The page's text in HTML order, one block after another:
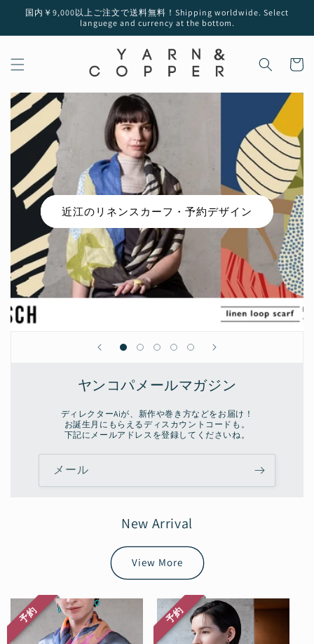
ンツに
国内￥9,000以上ご注文で送料無料！Shipping worldwide. Select
languege and currency at the bottom.
ー
近江のリネンスカーフ・予約デザイン
ヤンコパメールマガジン
ディレクターAiが、新作や巻き方などをお届け！
お誕生月にもらえるディスカウントコードも。
下記にメールアドレスを登録してくださいね。
メール
New Arrival
View More
予約 予約